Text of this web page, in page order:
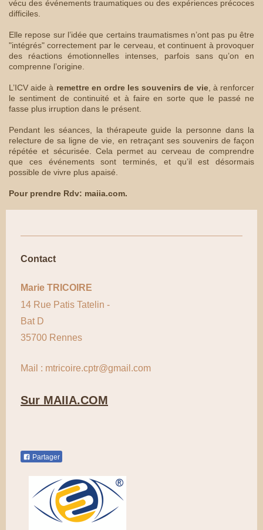
vécu des événements traumatiques ou des expériences précoces
difficiles.
Elle repose sur l’idée que certains traumatismes n’ont pas pu être
"intégrés" correctement par le cerveau, et continuent à provoquer
des réactions émotionnelles intenses, parfois sans qu’on en
comprenne l’origine.
L’ICV aide à remettre en ordre les souvenirs de vie, à renforcer
le sentiment de continuité et à faire en sorte que le passé ne
fasse plus irruption dans le présent.
Pendant les séances, la thérapeute guide la personne dans la
relecture de sa ligne de vie, en retraçant ses souvenirs de façon
répétée et sécurisée. Cela permet au cerveau de comprendre
que ces événements sont terminés, et qu’il est désormais
possible de vivre plus apaisé.
Pour prendre Rdv: maiia.com.
Contact
Marie TRICOIRE
14 Rue Patis Tatelin -
Bat D
35700 Rennes
Mail : mtricoire.cptr@gmail.com
Sur MAIIA.COM
Partager